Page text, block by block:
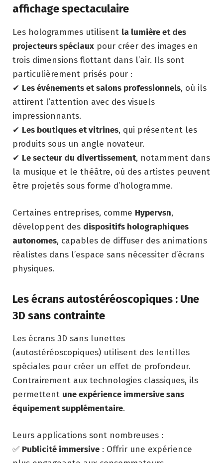
affichage spectaculaire
Les hologrammes utilisent la lumière et des
projecteurs spéciaux pour créer des images en
trois dimensions flottant dans l’air. Ils sont
particulièrement prisés pour :
✔ Les événements et salons professionnels, où ils
attirent l’attention avec des visuels
impressionnants.
✔ Les boutiques et vitrines, qui présentent les
produits sous un angle novateur.
✔ Le secteur du divertissement, notamment dans
la musique et le théâtre, où des artistes peuvent
être projetés sous forme d’hologramme.
Certaines entreprises, comme Hypervsn,
développent des dispositifs holographiques
autonomes, capables de diffuser des animations
réalistes dans l’espace sans nécessiter d’écrans
physiques.
Les écrans autostéréoscopiques : Une
3D sans contrainte
Les écrans 3D sans lunettes
(autostéréoscopiques) utilisent des lentilles
spéciales pour créer un effet de profondeur.
Contrairement aux technologies classiques, ils
permettent une expérience immersive sans
équipement supplémentaire.
Leurs applications sont nombreuses :
✅ Publicité immersive : Offrir une expérience